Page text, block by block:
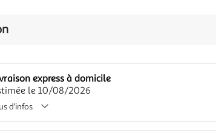
express à domicile
le 10/08/2026
d'infos